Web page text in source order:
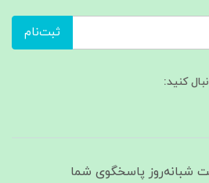
ثبت‌نام
کنید:
هفته ، ۲۴ ساعت شبانه‌روز پاسخگوی شما